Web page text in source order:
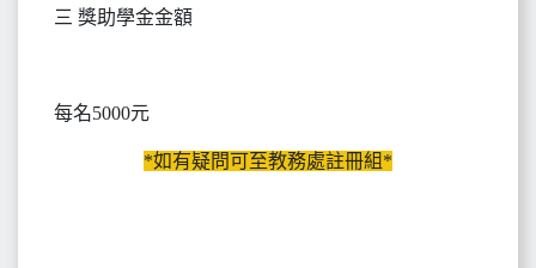
三 獎助學金金額
每名5000元
*如有疑問可至教務處註冊組*